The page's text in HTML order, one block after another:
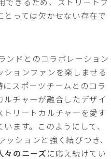
っては欠かせない存在で
ンドとのコラボレーション
ョンファンを楽しませる
スポーツチームとのコラ
チャーが融合したデザイ
リートカルチャーを愛す
ます。このようにして、
ッションと強く結びつき、
々のニーズに応え続けてい